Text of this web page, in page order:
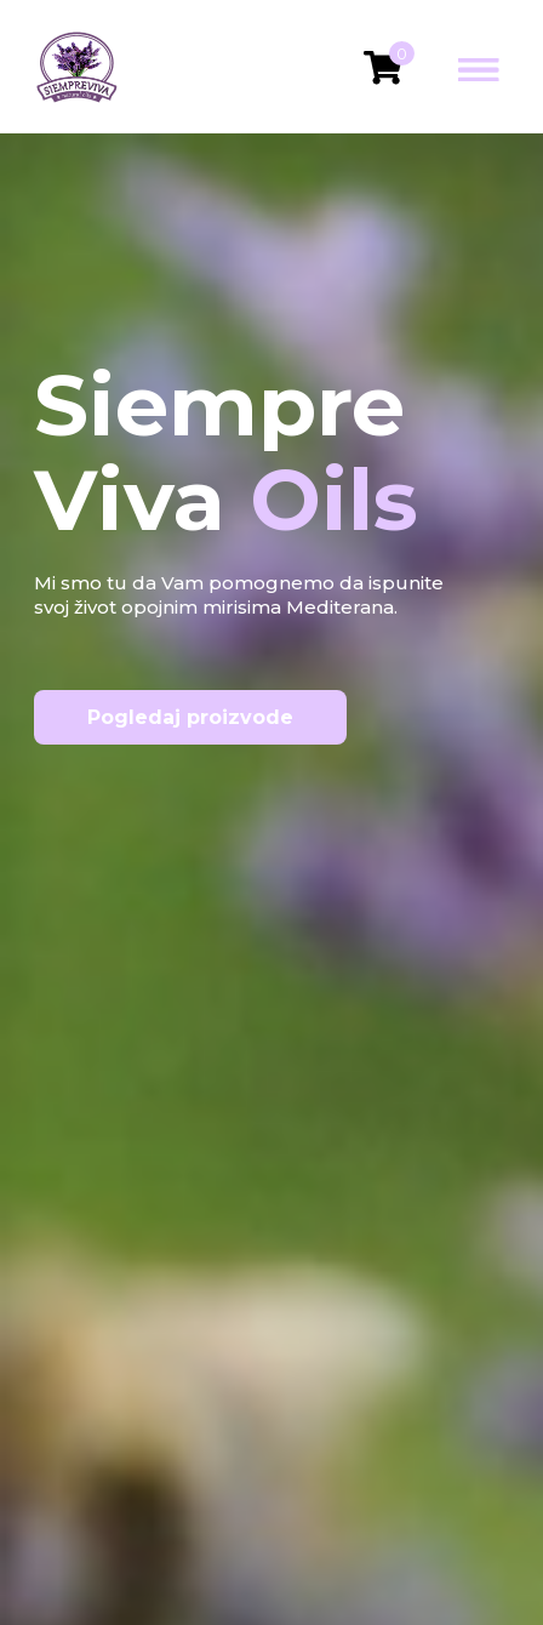
0
Siempre
VivaOils
Mi smo tu da Vam pomognemo da ispunite
svoj život opojnim mirisima Mediterana.
Pogledaj proizvode